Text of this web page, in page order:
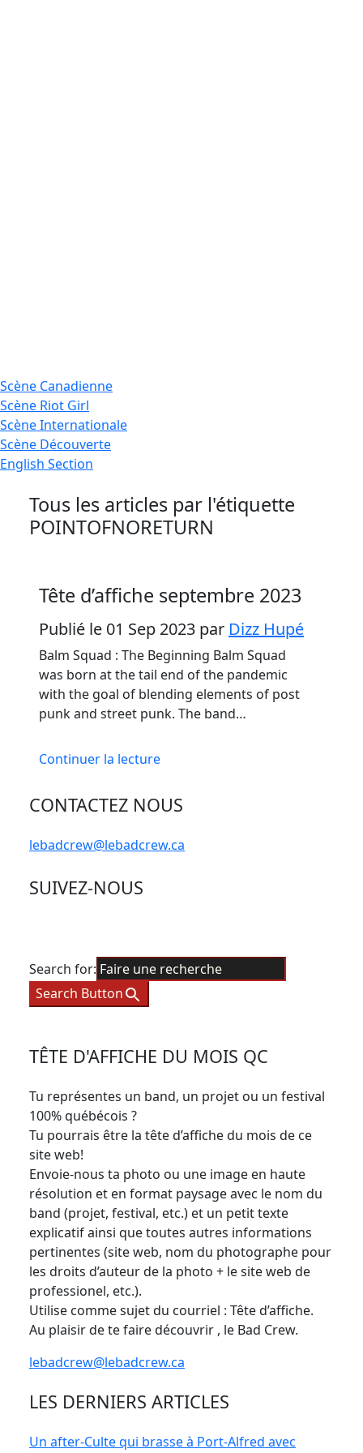
Scène Canadienne
Scène Riot Girl
ScèneInternationale
Scène Découverte
English Section
Tous les articles par l'étiquette
POINTOFNORETURN
Tête d’affiche septembre 2023
Publié le 01 Sep 2023 par Dizz Hupé
Balm Squad : The Beginning Balm Squad
was born at the tail end of the pandemic
with the goal of blending elements of post
punk and street punk. The band…
Continuer la lecture
CONTACTEZ NOUS
lebadcrew@lebadcrew.ca
SUIVEZ-NOUS
Search for:
Search Button
TÊTE D'AFFICHE DU MOIS QC
Tu représentes un band, un projet ou un festival
100% québécois ?
Tu pourrais être la tête d’affiche du mois de ce
site web!
Envoie-nous ta photo ou une image en haute
résolution et en format paysage avec le nom du
band (projet, festival, etc.) et un petit texte
explicatif ainsi que toutes autres informations
pertinentes (site web, nom du photographe pour
les droits d’auteur de la photo + le site web de
professionel, etc.).
Utilise comme sujet du courriel : Tête d’affiche.
Au plaisir de te faire découvrir , le Bad Crew.
lebadcrew@lebadcrew.ca
LES DERNIERS ARTICLES
Un after-Culte qui brasse à Port-Alfred avec